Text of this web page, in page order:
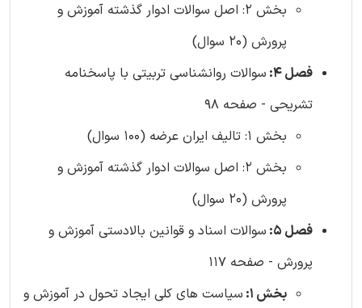
بخش 2: اصل سوالات ادوار گذشته آموزش و
پرورش (20 سوال)
فصل 4:
سوالات روانشناسی تربیتی با پاسخنامه
تشریحی - صفحه 98
بخش 1: تالیف ایران عرضه (100 سوال)
بخش 2: اصل سوالات ادوار گذشته آموزش و
پرورش (20 سوال)
فصل 5:
سوالات اسناد و قوانین بالادستی آموزش و
پرورش - صفحه 117
بخش 1:
سیاست های کلی ایجاد تحول در آموزش و